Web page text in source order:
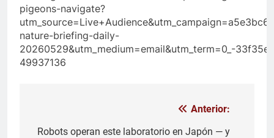
pigeons-navigate?
nature-briefing-daily-
20260529&utm_medium=email&utm_term=0_-
49937136
de
Anterior:
Robots operan este laboratorio en Japón — y